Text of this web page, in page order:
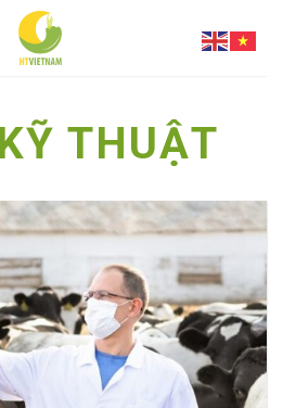
THUẬT